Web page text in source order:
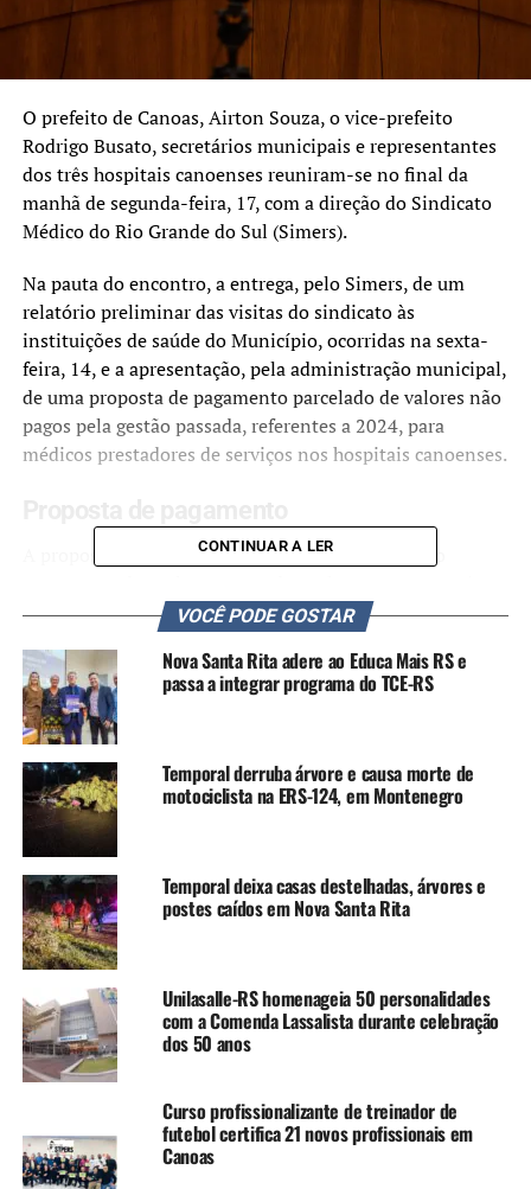
O prefeito de Canoas, Airton Souza, o vice-prefeito
Rodrigo Busato, secretários municipais e representantes
dos três hospitais canoenses reuniram-se no final da
manhã de segunda-feira, 17, com a direção do Sindicato
Médico do Rio Grande do Sul (Simers).
Na pauta do encontro, a entrega, pelo Simers, de um
relatório preliminar das visitas do sindicato às
instituições de saúde do Município, ocorridas na sexta-
feira, 14, e a apresentação, pela administração municipal,
de uma proposta de pagamento parcelado de valores não
pagos pela gestão passada, referentes a 2024, para
médicos prestadores de serviços nos hospitais canoenses.
A proposta da administração municipal é de que o
referentes ao mês de dezembro de 2024, seja feito em
seis prestações, a partir do dia 25 de março, e sempre no
dia 25 dos meses subsequentes.
De acordo com a Secretaria Municipal da Fazenda, os
valores em aberto somam R$ 5,63 milhões. São R$
1.614.665,85 para os médicos que prestaram serviços em
regime de Pessoa Jurídica em dezembro no Hospital
Universitário, R$ 1.520.331.12 para os do Pronto-socorro
e R$ 2.498.000,00 para os médicos do Nossa Senhora das
Graças.
Grupo de trabalho
A Prefeitura propôs a criação de um grupo de trabalho,
formado por representantes das secretarias municipais
da Fazenda e Saúde, dos hospitais Nossa Senhora das
Graças, Universitário e Pronto-socorro e do Simers, para
avaliar as demandas dos médicos que atuam na cidade.
“Nossa intenção é sempre o
CONTINUAR A LER
VOCÊ PODE GOSTAR
Nova Santa Rita adere ao Educa Mais RS e
passa a integrar programa do TCE-RS
Temporal derruba árvore e causa morte de
motociclista na ERS-124, em Montenegro
Temporal deixa casas destelhadas, árvores e
postes caídos em Nova Santa Rita
Unilasalle-RS homenageia 50 personalidades
com a Comenda Lassalista durante celebração
dos 50 anos
Curso profissionalizante de treinador de
futebol certifica 21 novos profissionais em
Canoas